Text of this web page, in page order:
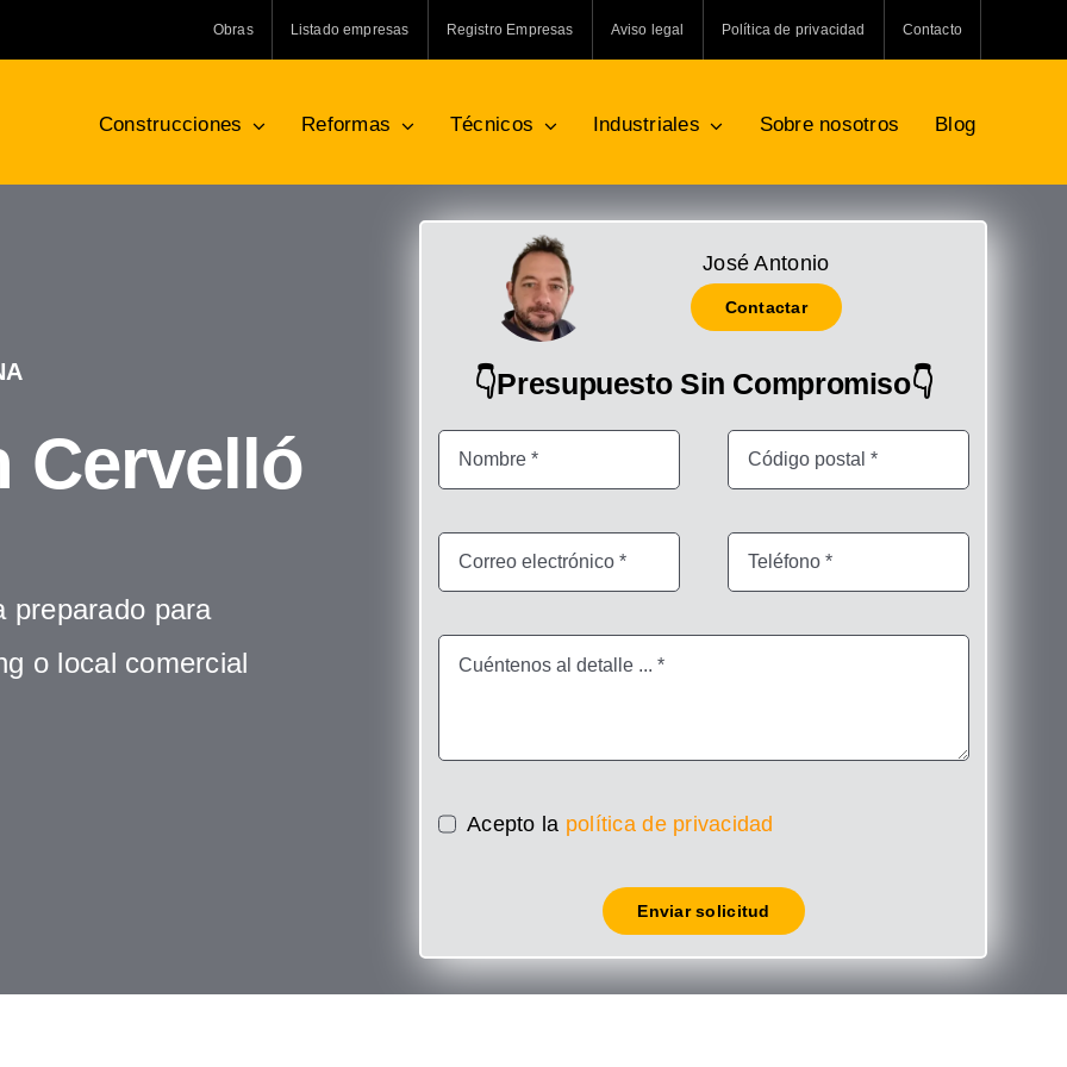
Obras Listado empresas Registro Empresas Aviso legal Política de privacidad Contacto
Construcciones Reformas Técnicos Industriales Sobre nosotros Blog
Cervelló
preparado para
o local comercial
José Antonio
Contactar
👇Presupuesto Sin Compromiso👇
Acepto la política de privacidad
Enviar solicitud